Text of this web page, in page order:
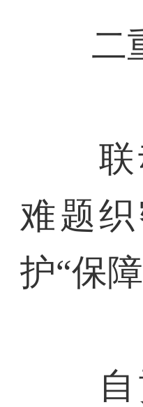
二
联
难题
护“保
自